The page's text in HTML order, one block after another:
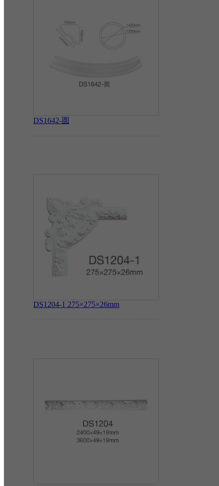
DS1642-圆
DS1204-1 275×275×26mm